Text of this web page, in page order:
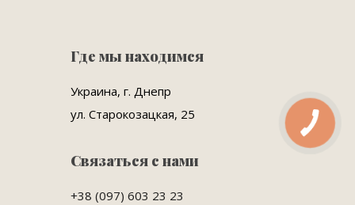
Где мы находимся
Украина, г. Днепр
ул. Старокозацкая, 25
Связаться с нами
+38 (097) 603 23 23